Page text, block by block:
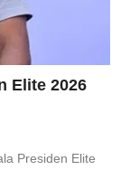
Elite 2026
Presiden Elite